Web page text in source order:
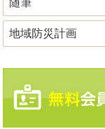
地域防災計画